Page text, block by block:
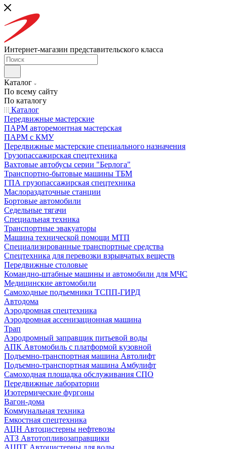
Интернет-магазин представительского класса
Каталог
По всему сайту
По каталогу
Каталог
Передвижные мастерские
ПАРМ авторемонтная мастерская
ПАРМ с КМУ
Передвижные мастерские специального назначения
Грузопассажирская спецтехника
Вахтовые автобусы серии "Берлога"
Транспортно-бытовые машины ТБМ
ГПА грузопассажирская спецтехника
Маслораздаточные станции
Бортовые автомобили
Седельные тягачи
Специальная техника
Транспортные эвакуаторы
Машина технической помощи МТП
Специализированные транспортные средства
Спецтехника для перевозки взрывчатых веществ
Передвижные столовые
Командно-штабные машины и автомобили для МЧС
Медицинские автомобили
Самоходные подъемники ТСПП-ГИРД
Автодома
Аэродромная спецтехника
Аэродромная ассенизационная машина
Трап
Аэродромный заправщик питьевой воды
АПК Автомобиль с платформой кузовной
Подъемно-транспортная машина Автолифт
Подъемно-транспортная машина Амбулифт
Самоходная площадка обслуживания СПО
Передвижные лаборатории
Изотермические фургоны
Вагон-дома
Коммунальная техника
Емкостная спецтехника
АЦН Автоцистерны нефтевозы
АТЗ Автотопливозаправщики
АЦПТ Автоцистерны для воды